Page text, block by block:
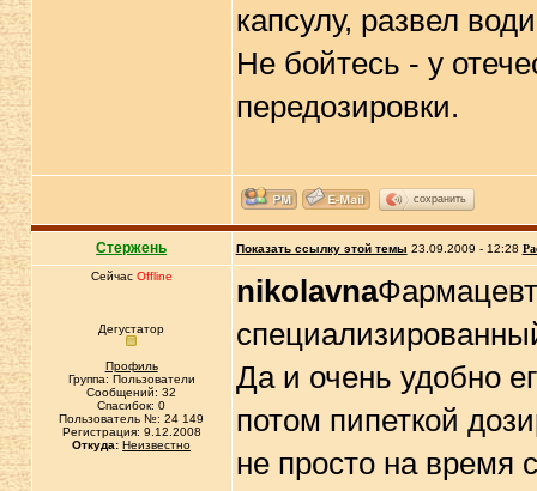
капсулу, развел
Не бойтесь - у
передозировки.
сохранить
Стержень Показать ссылку этой темы 23.09.2009 - 12:28
Сейчас Offline
Дегустатор
Профиль
Группа: Пользователи
Сообщений: 32
Спасибок: 0
Пользователь №: 24 149
Регистрация: 9.12.2008
Откуда: Неизвестно
nikolavna
Да и очень удобно
потом пипеткой
не просто на время